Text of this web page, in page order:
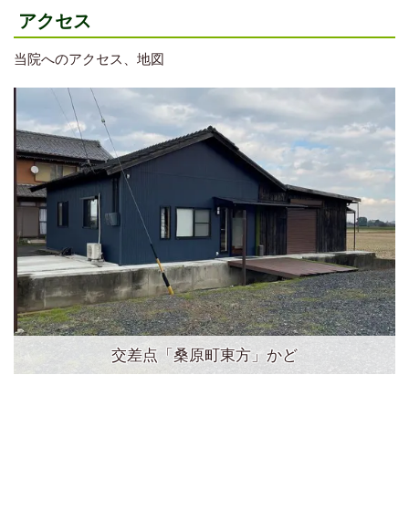
アクセス
当院へのアクセス、地図
交差点「桑原町東方」かど